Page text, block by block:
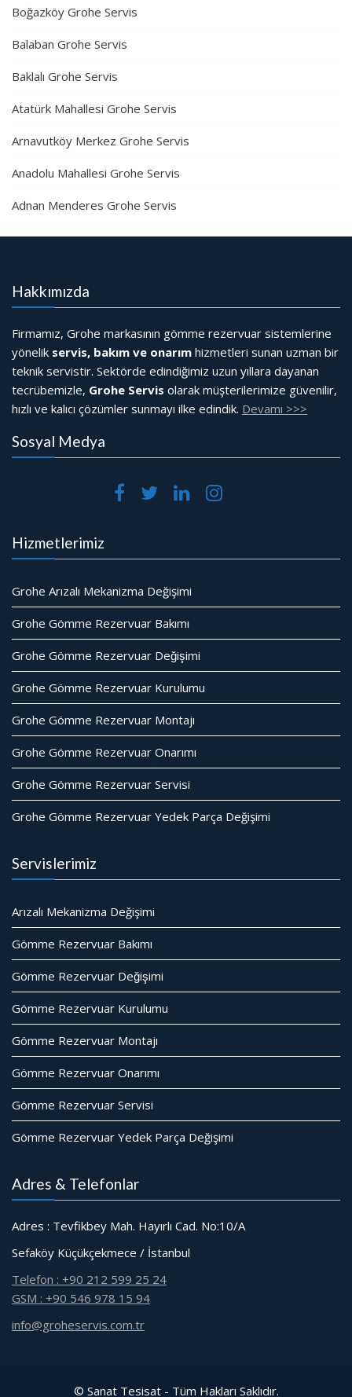
Boğazköy Grohe Servis
Balaban Grohe Servis
Baklalı Grohe Servis
Atatürk Mahallesi Grohe Servis
Arnavutköy Merkez Grohe Servis
Anadolu Mahallesi Grohe Servis
Adnan Menderes Grohe Servis
Hakkımızda
Firmamız, Grohe markasının gömme rezervuar sistemlerine
yönelik servis, bakım ve onarım hizmetleri sunan uzman bir
teknik servistir. Sektörde edindiğimiz uzun yıllara dayanan
tecrübemizle, Grohe Servis olarak müşterilerimize güvenilir,
hızlı ve kalıcı çözümler sunmayı ilke edindik. Devamı >>>
Sosyal Medya
Hizmetlerimiz
Grohe Arızalı Mekanizma Değişimi
Grohe Gömme Rezervuar Bakımı
Grohe Gömme Rezervuar Değişimi
Grohe Gömme Rezervuar Kurulumu
Grohe Gömme Rezervuar Montajı
Grohe Gömme Rezervuar Onarımı
Grohe Gömme Rezervuar Servisi
Grohe Gömme Rezervuar Yedek Parça Değişimi
Servislerimiz
Arızalı Mekanizma Değişimi
Gömme Rezervuar Bakımı
Gömme Rezervuar Değişimi
Gömme Rezervuar Kurulumu
Gömme Rezervuar Montajı
Gömme Rezervuar Onarımı
Gömme Rezervuar Servisi
Gömme Rezervuar Yedek Parça Değişimi
Adres & Telefonlar
Adres : Tevfikbey Mah. Hayırlı Cad. No:10/A
Sefaköy Küçükçekmece / İstanbul
Telefon : +90 212 599 25 24
GSM : +90 546 978 15 94
info@groheservis.com.tr
© Sanat Tesisat - Tüm Hakları Saklıdır.